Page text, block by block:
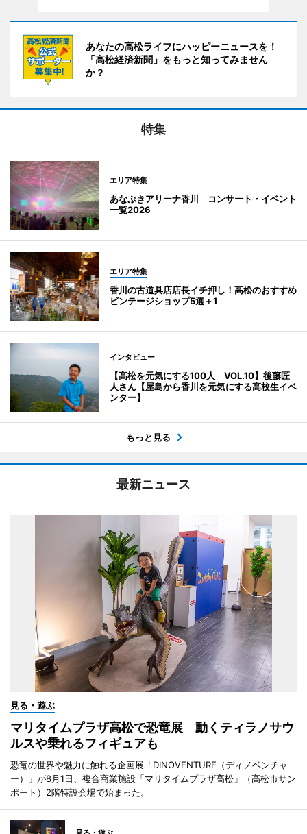
あなたの高松ライフにハッピーニュースを！
「高松経済新聞」をもっと知ってみません
か？
特集
エリア特集
あなぶきアリーナ香川 コンサート・イベント
一覧2026
エリア特集
香川の古道具店店長イチ押し！高松のおすすめ
ビンテージショップ5選＋1
インタビュー
【高松を元気にする100人 VOL.10】後藤匠
人さん【屋島から香川を元気にする高校生イベ
ンター】
もっと見る
最新ニュース
見る・遊ぶ
マリタイムプラザ高松で恐竜展 動くティラノサウ
ルスや乗れるフィギュアも
恐竜の世界や魅力に触れる企画展「DINOVENTURE（ディノベンチャ
ー）」が8月1日、複合商業施設「マリタイムプラザ高松」（高松市サン
ポート）2階特設会場で始まった。